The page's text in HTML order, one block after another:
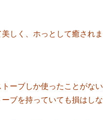
しく、ホっとして癒され
ーブしか使ったことがない
ブを持っていても損はし